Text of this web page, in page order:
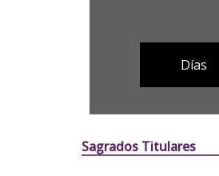
Días
Sagrados Titulares